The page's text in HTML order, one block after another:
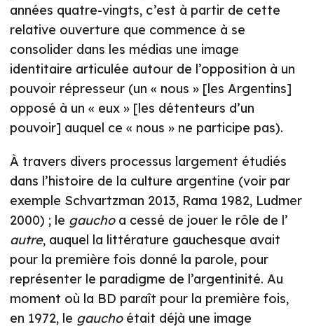
années quatre-vingts, c’est à partir de cette
relative ouverture que commence à se
consolider dans les médias une image
identitaire articulée autour de l’opposition à un
pouvoir répresseur (un « nous » [les Argentins]
opposé à un « eux » [les détenteurs d’un
pouvoir] auquel ce « nous » ne participe pas).
À travers divers processus largement étudiés
dans l’histoire de la culture argentine (voir par
exemple Schvartzman 2013, Rama 1982, Ludmer
2000) ; le gauchoa cessé de jouer le rôle de l’
autre, auquel la littérature gauchesque avait
pour la première fois donné la parole, pour
représenter le paradigme de l’argentinité. Au
moment où la BD paraît pour la première fois,
en 1972, le gauchoétait déjà une image